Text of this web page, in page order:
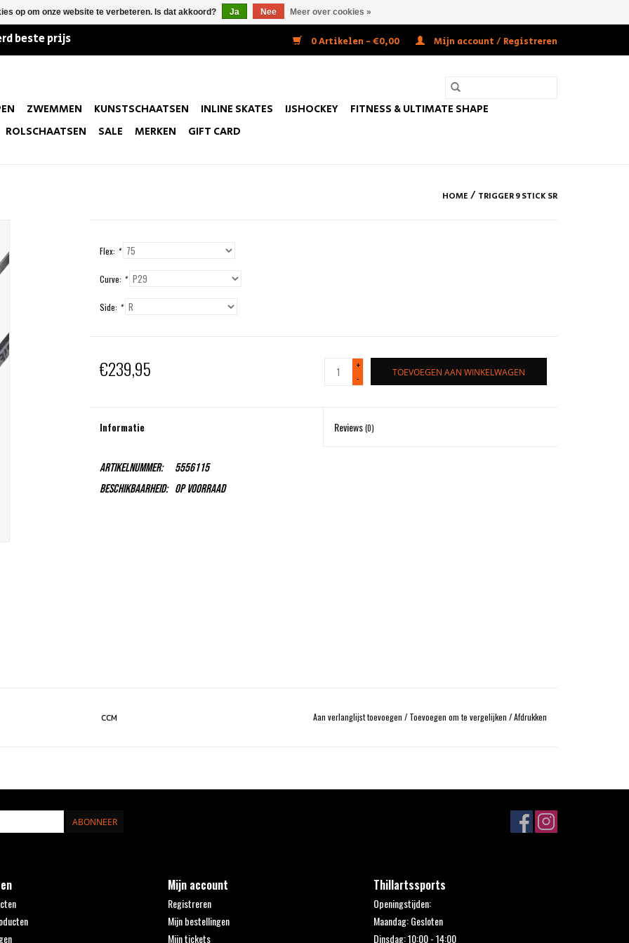
beste prijs 0 Artikelen - €0,00 Mijn account / Registreren
ZWEMMEN KUNSTSCHAATSEN INLINE SKATES IJSHOCKEY
FITNESS & ULTIMATE SHAPE
ROLSCHAATSEN
SALE MERKEN GIFT CARD
HOME / TRIGGER 9 STICK SR
Flex: *
Curve: *
Side: *
€239,95
+
-
TOEVOEGEN AAN WINKELWAGEN
Informatie Reviews(0)
Artikelnummer:
5556115
Beschikbaarheid: Op voorraad
CCM Aan verlanglijst toevoegen / Toevoegen om te vergelijken /Afdrukken
ABONNEER
Mijn account
Registreren
Mijn bestellingen
Mijn tickets
Thillartssports
Openingstijden:
Maandag: Gesloten
Dinsdag: 10:00 - 14:00
op om onze website te verbeteren. Is dat akkoord? Ja Nee Meer over cookies »